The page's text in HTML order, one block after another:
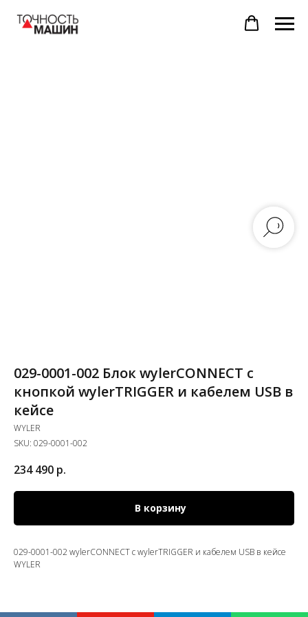
029-0001-002 Блок wylerCONNECT с
кнопкой wylerTRIGGER и кабелем USB в
кейсе
WYLER
SKU: 029-0001-002
234 490 р.
В корзину
029-0001-002 wylerCONNECT с wylerTRIGGER и кабелем USB в кейсе
WYLER